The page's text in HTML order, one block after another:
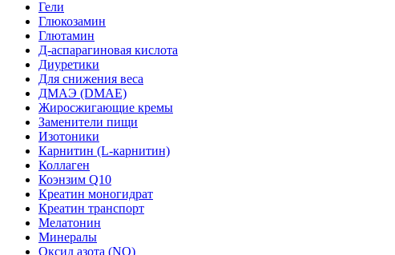
Гели
Глюкозамин
Глютамин
Д-аспарагиновая кислота
Диуретики
Для снижения веса
ДМАЭ (DMAE)
Жиросжигающие кремы
Заменители пищи
Изотоники
Карнитин (L-карнитин)
Коллаген
Коэнзим Q10
Креатин моногидрат
Креатин транспорт
Мелатонин
Минералы
Оксид азота (NO)